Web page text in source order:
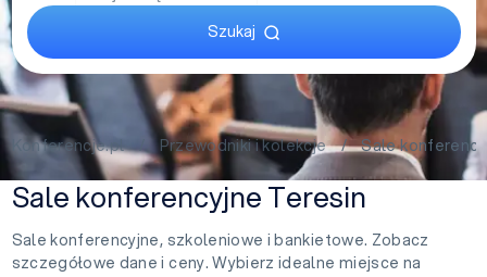
Szukaj
Konferencje.pl/ Przewodniki i kolekcje/ Sale
Sale konferencyjne Teresin
Sale konferencyjne, szkoleniowe i bankietowe. Zobacz
szczegółowe dane i ceny. Wybierz idealne miejsce na